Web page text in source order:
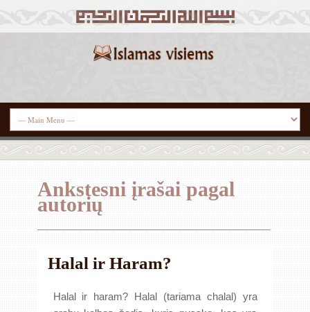
Ankstesni įrašai pagal
autorių
Halal ir Haram?
Halal ir haram? Halal (tariama chalal) yra